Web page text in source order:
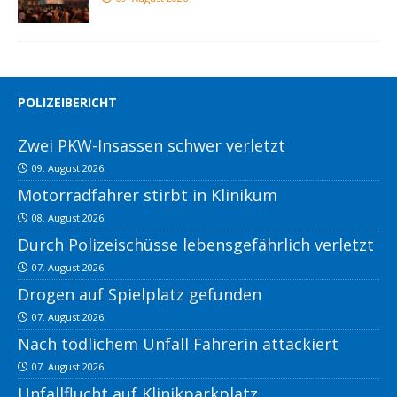
POLIZEIBERICHT
Zwei PKW-Insassen schwer verletzt
09. August 2026
Motorradfahrer stirbt in Klinikum
08. August 2026
Durch Polizeischüsse lebensgefährlich verletzt
07. August 2026
Drogen auf Spielplatz gefunden
07. August 2026
Nach tödlichem Unfall Fahrerin attackiert
07. August 2026